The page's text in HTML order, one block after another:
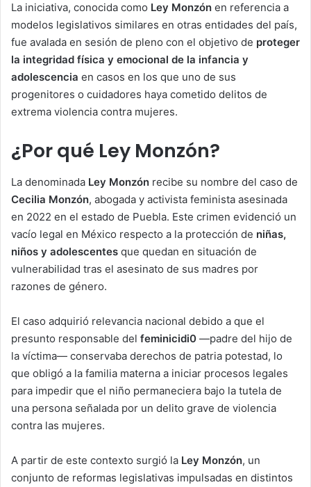
La iniciativa, conocida como Ley Monzón en referencia a
modelos legislativos similares en otras entidades del país,
fue avalada en sesión de pleno con el objetivo de proteger
la integridad física y emocional de la infancia y
adolescencia en casos en los que uno de sus
progenitores o cuidadores haya cometido delitos de
extrema violencia contra mujeres.
¿Por qué Ley Monzón?
La denominada Ley Monzón recibe su nombre del caso de
Cecilia Monzón, abogada y activista feminista asesinada
en 2022 en el estado de Puebla. Este crimen evidenció un
vacío legal en México respecto a la protección de niñas,
niños y adolescentes que quedan en situación de
vulnerabilidad tras el asesinato de sus madres por
razones de género.
El caso adquirió relevancia nacional debido a que el
presunto responsable del feminicidi0 —padre del hijo de
la víctima— conservaba derechos de patria potestad, lo
que obligó a la familia materna a iniciar procesos legales
para impedir que el niño permaneciera bajo la tutela de
una persona señalada por un delito grave de violencia
contra las mujeres.
A partir de este contexto surgió la Ley Monzón, un
conjunto de reformas legislativas impulsadas en distintos